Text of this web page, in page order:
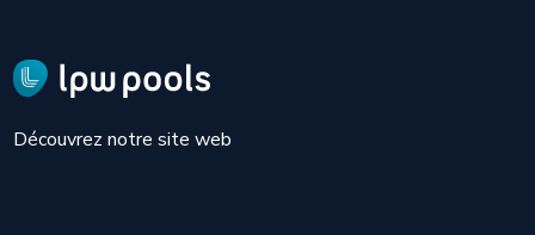
Découvrez notre site web